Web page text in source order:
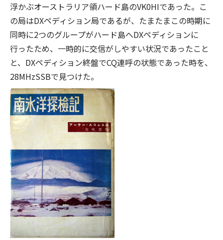
浮かぶオーストラリア領ハード島のVK0HIであった。こ
の局はDXペディション局であるが、たまたまこの時期に
同時に2つのグループがハード島へDXペディションに
行ったため、一時的に交信がしやすい状況であったこと
と、DXペディション終盤でCQ連呼の状態であった時を、
28MHzSSBで見つけた。